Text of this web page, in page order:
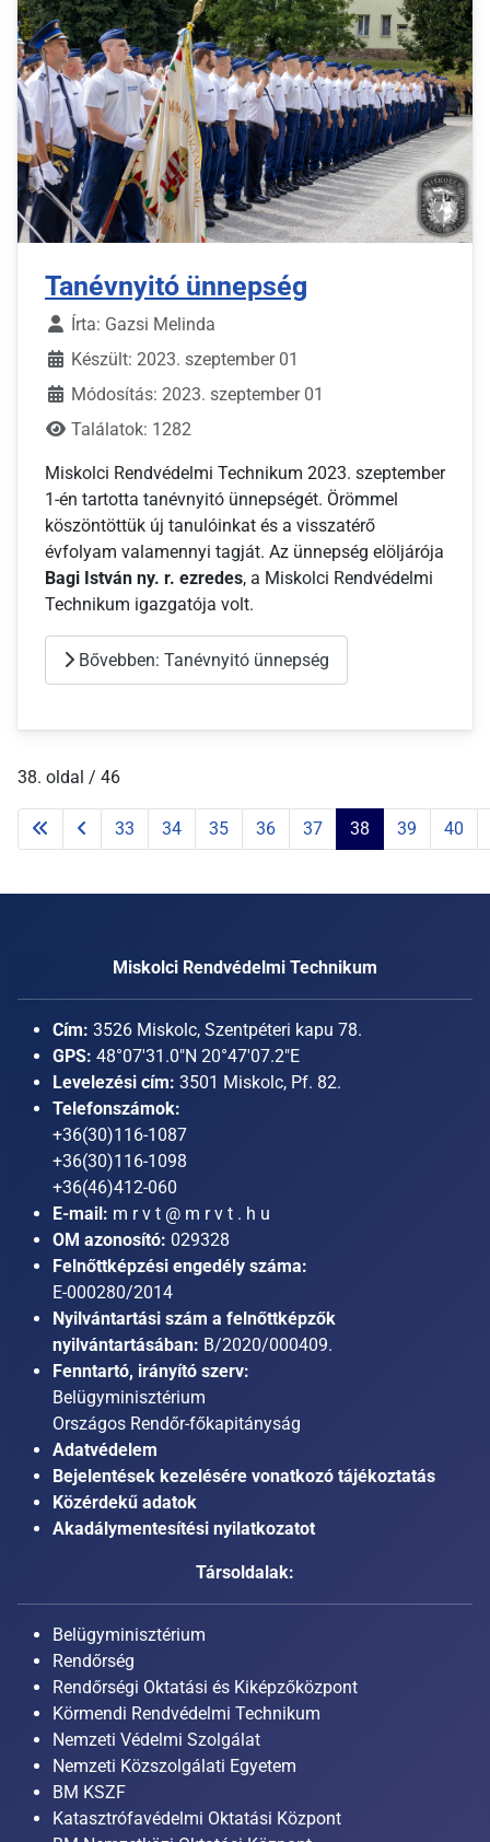
Tanévnyitó ünnepség
Írta: Gazsi Melinda
Készült: 2023. szeptember 01
Módosítás: 2023. szeptember 01
Találatok: 1282
Miskolci Rendvédelmi Technikum 2023. szeptember
1-én tartotta tanévnyitó ünnepségét. Örömmel
köszöntöttük új tanulóinkat és a visszatérő
évfolyam valamennyi tagját. Az ünnepség elöljárója
Bagi István ny. r. ezredes, a Miskolci Rendvédelmi
Technikum igazgatója volt.
Bővebben: Tanévnyitó ünnepség
38. oldal / 46
33 34 35 36 37 38 39 40
Miskolci Rendvédelmi Technikum
Cím: 3526 Miskolc, Szentpéteri kapu 78.
GPS: 48°07'31.0"N 20°47'07.2"E
Levelezési cím: 3501 Miskolc, Pf. 82.
Telefonszámok:
+36(30)116-1087
+36(30)116-1098
+36(46)412-060
E-mail: m r v t @ m r v t . h u
OM azonosító: 029328
Felnőttképzési engedély száma:
E-000280/2014
Nyilvántartási szám a felnőttképzők
nyilvántartásában: B/2020/000409.
Fenntartó, irányító szerv:
Belügyminisztérium
Országos Rendőr-főkapitányság
Adatvédelem
Bejelentések kezelésére vonatkozó tájékoztatás
Közérdekű adatok
Akadálymentesítési nyilatkozatot
Társoldalak:
Belügyminisztérium
Rendőrség
Rendőrségi Oktatási és Kiképzőközpont
Körmendi Rendvédelmi Technikum
Nemzeti Védelmi Szolgálat
Nemzeti Közszolgálati Egyetem
BM KSZF
Katasztrófavédelmi Oktatási Központ